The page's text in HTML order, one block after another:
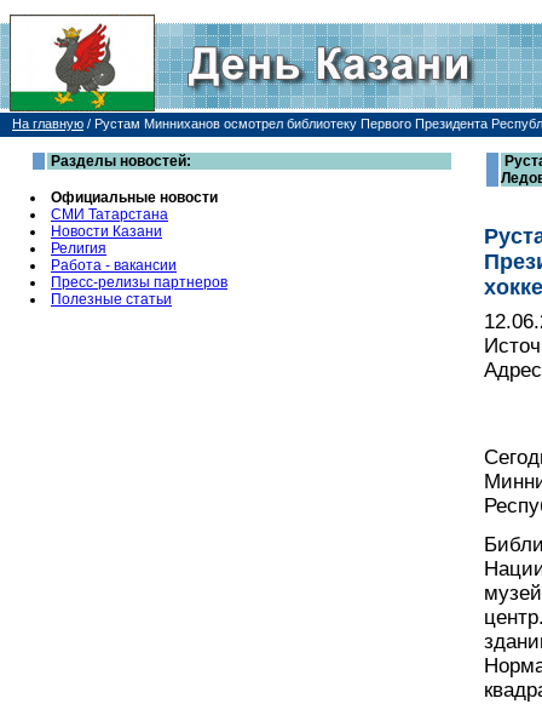
На главную / Рустам Минниханов осмотрел библиотеку Первого Президента
Разделы новостей:
Официальные новости
СМИ Татарстана
Новости Казани
Религия
Работа - вакансии
Пресс-релизы партнеров
Полезные статьи